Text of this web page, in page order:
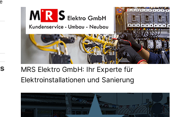
MRS Elektro GmbH: Ihr Experte für
Elektroinstallationen und Sanierung